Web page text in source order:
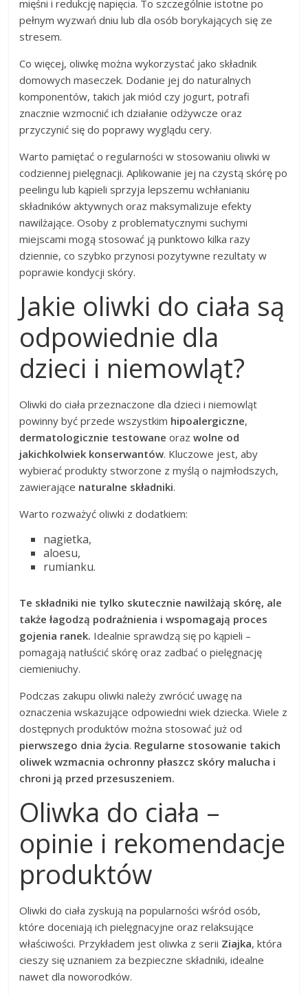
mięśni i redukcję napięcia. To szczególnie istotne po
pełnym wyzwań dniu lub dla osób borykających się ze
stresem.
Co więcej, oliwkę można wykorzystać jako składnik
domowych maseczek. Dodanie jej do naturalnych
komponentów, takich jak miód czy jogurt, potrafi
znacznie wzmocnić ich działanie odżywcze oraz
przyczynić się do poprawy wyglądu cery.
Warto pamiętać o regularności w stosowaniu oliwki w
codziennej pielęgnacji. Aplikowanie jej na czystą skórę po
peelingu lub kąpieli sprzyja lepszemu wchłanianiu
składników aktywnych oraz maksymalizuje efekty
nawilżające. Osoby z problematycznymi suchymi
miejscami mogą stosować ją punktowo kilka razy
dziennie, co szybko przynosi pozytywne rezultaty w
poprawie kondycji skóry.
Jakie oliwki do ciała są
odpowiednie dla
dzieci i niemowląt?
Oliwki do ciała przeznaczone dla dzieci i niemowląt
powinny być przede wszystkim hipoalergiczne,
dermatologicznie testowane orazwolne od
jakichkolwiek konserwantów. Kluczowe jest, aby
wybierać produkty stworzone z myślą o najmłodszych,
zawierające naturalne składniki.
Warto rozważyć oliwki z dodatkiem:
nagietka,
aloesu,
rumianku.
Te składniki nie tylko skutecznie nawilżają skórę, ale
także łagodzą podrażnienia i wspomagają proces
gojenia ranek. Idealnie sprawdzą się po kąpieli –
pomagają natłuścić skórę oraz zadbać o pielęgnację
ciemieniuchy.
Podczas zakupu oliwki należy zwrócić uwagę na
oznaczenia wskazujące odpowiedni wiek dziecka. Wiele z
dostępnych produktów można stosować już od
pierwszego dnia życia. Regularne stosowanie takich
oliwek wzmacnia ochronny płaszcz skóry malucha i
chroni ją przed przesuszeniem.
Oliwka do ciała –
opinie i rekomendacje
produktów
Oliwki do ciała zyskują na popularności wśród osób,
które doceniają ich pielęgnacyjne oraz relaksujące
właściwości. Przykładem jest oliwka z serii Ziajka, która
cieszy się uznaniem za bezpieczne składniki, idealne
nawet dla noworodków.